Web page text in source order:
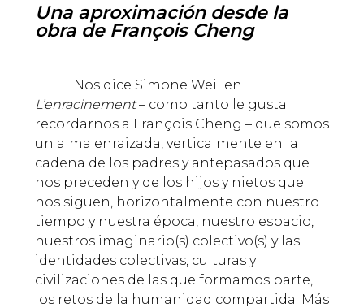
Una aproximación desde la
obra de François Cheng
Nos dice Simone Weil en
L’enracinement– como tanto le gusta
recordarnos a François Cheng – que somos
un alma enraizada, verticalmente en la
cadena de los padres y antepasados que
nos preceden y de los hijos y nietos que
nos siguen, horizontalmente con nuestro
tiempo y nuestra época, nuestro espacio,
nuestros imaginario(s) colectivo(s) y las
identidades colectivas, culturas y
civilizaciones de las que formamos parte,
los retos de la humanidad compartida. Más